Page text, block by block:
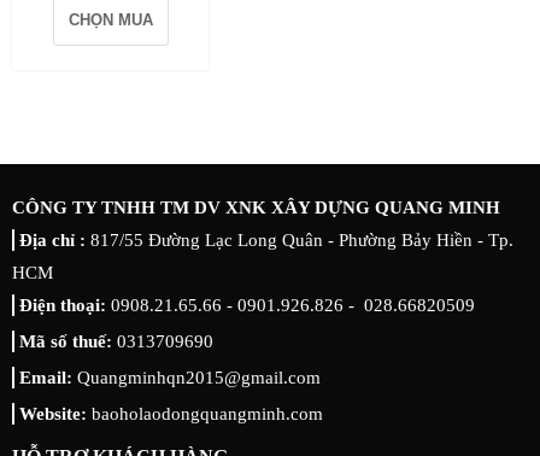
CHỌN MUA
CÔNG TY TNHH TM DV XNK XÂY DỰNG QUANG MINH
Địa chỉ : 817/55 Đường Lạc Long Quân - Phường Bảy Hiền - Tp.
HCM
Điện thoại: 0908.21.65.66 - 0901.926.826 - 028.66820509
Mã số thuế: 0313709690
Email: Quangminhqn2015@gmail.com
Website: baoholaodongquangminh.com